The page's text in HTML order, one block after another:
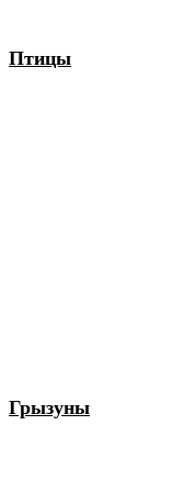
Птицы
Грызуны